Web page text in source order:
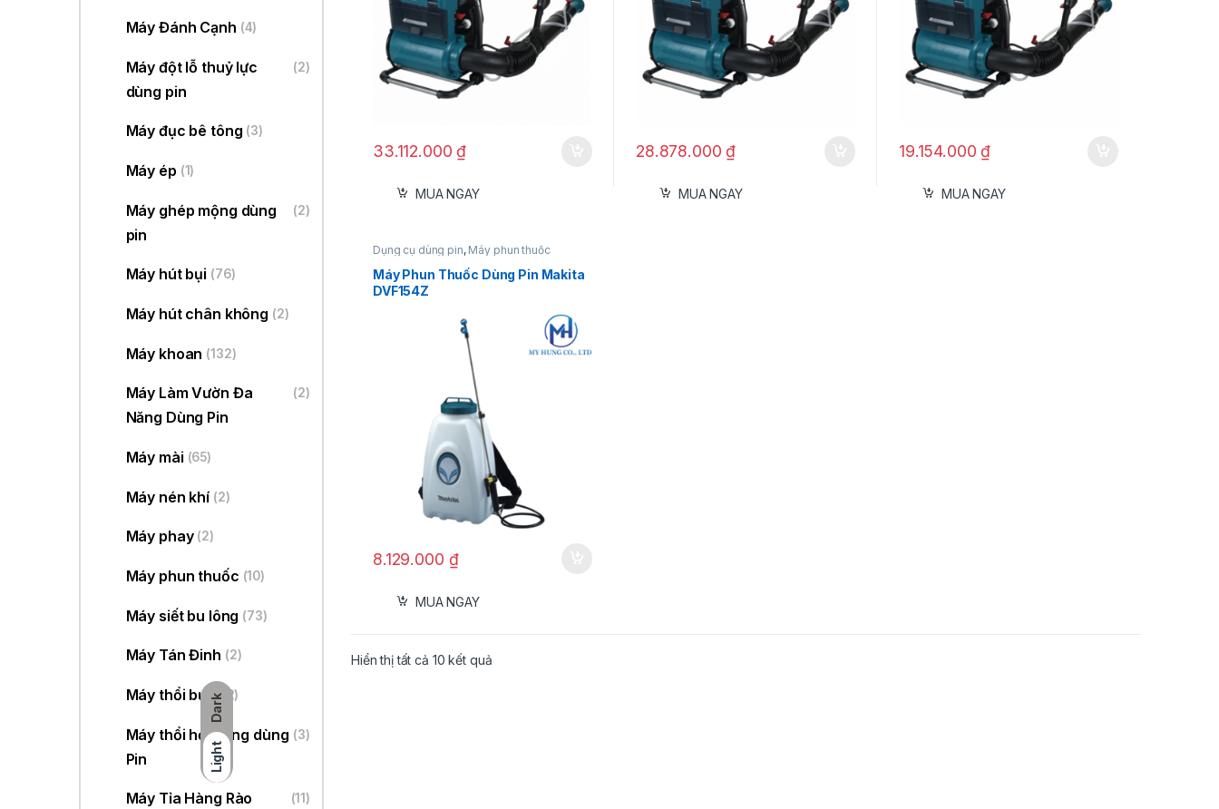
Dark
Light
33.112.000 ₫
MUA NGAY
28.878.000 ₫
MUA NGAY
19.154.000 ₫
MUA NGAY
Dụng cụ dùng pin, Máy phun thuốc
Máy Phun Thuốc Dùng Pin Makita
DVF154Z
8.129.000 ₫
MUA NGAY
Hiển thị tất cả 10 kết quả
Máy Đánh Cạnh (4)
Máy đột lỗ thuỷ lực
dùng pin
(2)
Máy đục bê tông (3)
Máy ép (1)
Máy ghép mộng dùng
pin
(2)
Máy hút bụi (76)
Máy hút chân không (2)
Máy khoan (132)
Máy Làm Vườn Đa
Năng Dùng Pin
(2)
Máy mài (65)
Máy nén khí (2)
Máy phay (2)
Máy phun thuốc (10)
Máy siết bu lông (73)
Máy Tán Đinh (2)
Máy thổi bụi (22)
Máy thổi hơi nóng dùng
Pin
(3)
Máy Tỉa Hàng Rào
(11)